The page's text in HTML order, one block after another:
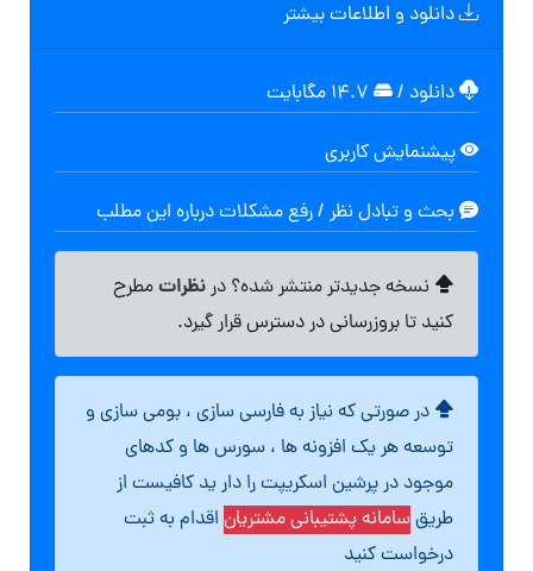
دانلود و اطلاعات بیشتر
دانلود /
پیشنمایش کاربری
بحث و تبادل نظر / رفع مشکلات درباره این مطلب
نسخه جدیدتر منتشر شده؟ درنظراتمطرح
کنید تا بروزرسانی در دسترس قرار گیرد.
در صورتی که نیاز به فارسی سازی ، بومی سازی و
توسعه هر یک افزونه ها ، سورس ها و کدهای
موجود در پرشین اسکریپت را دار ید کافیست از
طریقسامانه پشتیبانی مشتریان اقدام به ثبت
درخواست کنید